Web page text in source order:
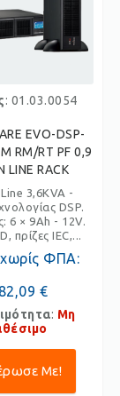
: 01.03.0054
EVO-DSP-
RM/RT PF 0,9
LINE RACK
3,6KVA -
DSP.
6 × 9Ah - 12V.
πρίζες IEC,...
χωρίς ΦΠΑ:
€
: Μη
Με!